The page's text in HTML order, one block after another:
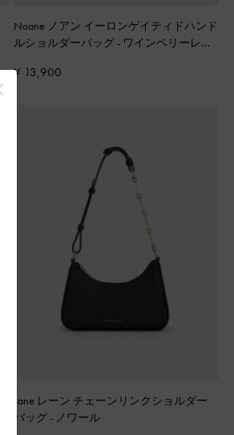
Noane ノアン イーロンゲイティドハンド
ルショルダーバッグ - ワインベリーレッ
¥ 13,900
Lane レーン チェーンリンクショルダー
バッグ - ノワール